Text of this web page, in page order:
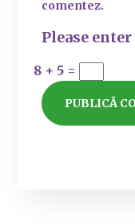
comentez.
Please
8 + 5 =